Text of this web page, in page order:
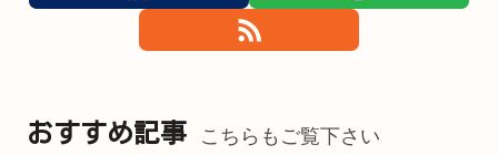
おすすめ記事 こちらもご覧下さい